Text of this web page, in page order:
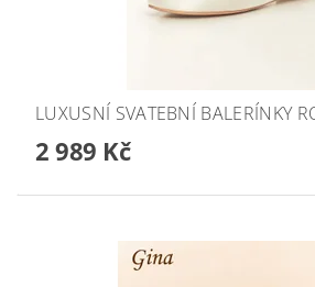
LUXUSNÍ SVATEBNÍ BALERÍNKY
2 989 Kč